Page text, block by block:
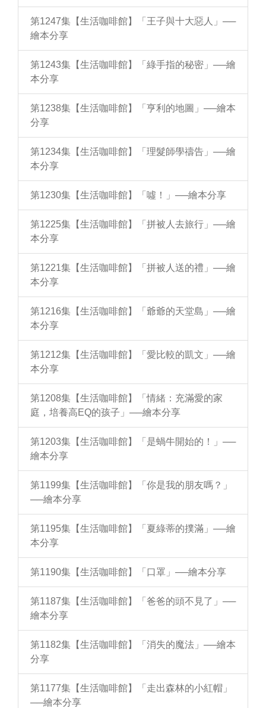
第1247集【生活咖啡館】「王子與十大惡人」──
繪本分享
第1243集【生活咖啡館】「綠手指的秘密」──繪
本分享
第1238集【生活咖啡館】「亨利的地圖」──繪本
分享
第1234集【生活咖啡館】「理髮師學禱告」──繪
本分享
第1230集【生活咖啡館】「噓！」──繪本分享
第1225集【生活咖啡館】「拼被人去旅行」──繪
本分享
第1221集【生活咖啡館】「拼被人送的禮」──繪
本分享
第1216集【生活咖啡館】「爺爺的天堂島」──繪
本分享
第1212集【生活咖啡館】「愛比較的凱文」──繪
本分享
第1208集【生活咖啡館】「情緒：充滿愛的家
庭，培養高EQ的孩子」──繪本分享
第1203集【生活咖啡館】「是蝸牛開始的！」──
繪本分享
第1199集【生活咖啡館】「你是我的朋友嗎？」
──繪本分享
第1195集【生活咖啡館】「夏綠蒂的撲滿」──繪
本分享
第1190集【生活咖啡館】「口罩」──繪本分享
第1187集【生活咖啡館】「爸爸的頭不見了」──
繪本分享
第1182集【生活咖啡館】「消失的魔法」──繪本
分享
第1177集【生活咖啡館】「走出森林的小紅帽」
──繪本分享